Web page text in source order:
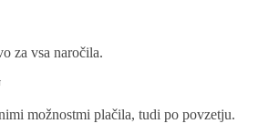
za vsa naročila.
možnostmi plačila, tudi po povzetju.